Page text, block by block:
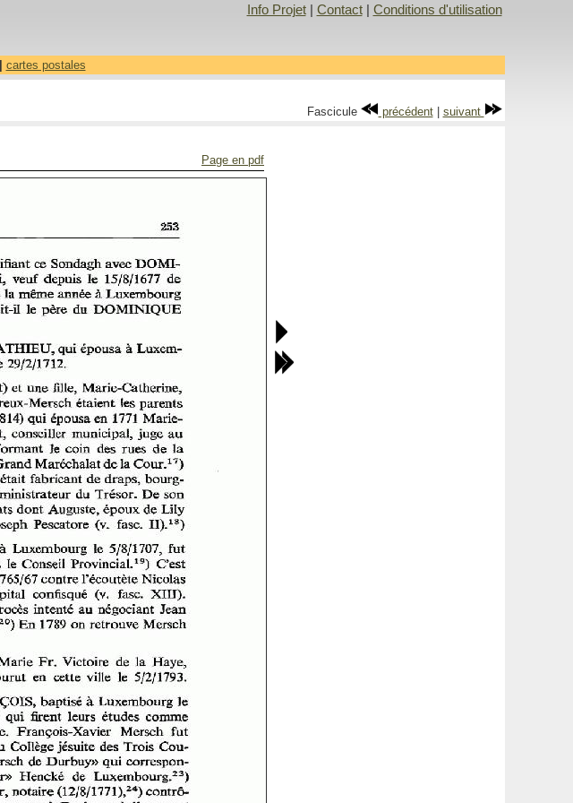
Info Projet| Contact| Conditions d'utilisation
cartes postales
Fascicule précédent| suivant
Page en pdf